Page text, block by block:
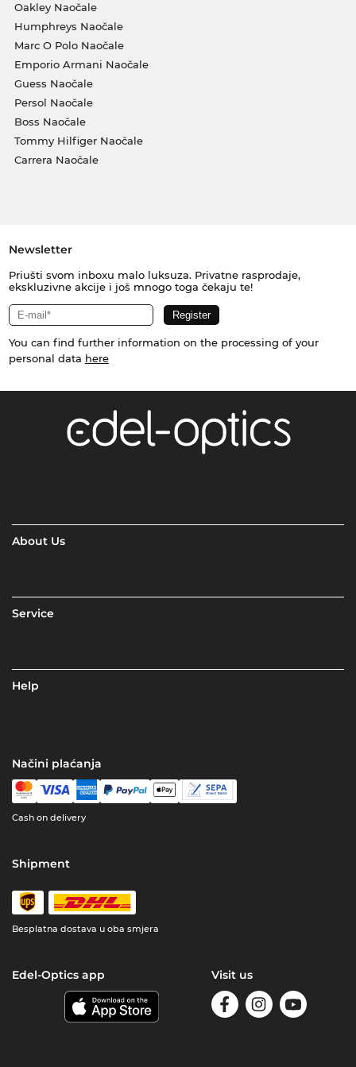
Oakley Naočale
Humphreys Naočale
Marc O Polo Naočale
Emporio Armani Naočale
Guess Naočale
Persol Naočale
Boss Naočale
Tommy Hilfiger Naočale
Carrera Naočale
Newsletter
Priušti svom inboxu malo luksuza. Privatne rasprodaje,
ekskluzivne akcije i još mnogo toga čekaju te!
You can find further information on the processing of your
personal data here
About Us
Service
Help
Načini plaćanja
Cash on delivery
Shipment
Besplatna dostava u oba smjera
Edel-Optics app Visit us